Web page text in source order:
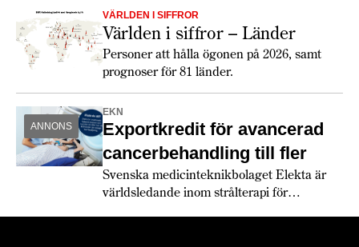
något 2026, och lönerna har utvecklats
snabbare än inflationen. De europeiska
konsumenterna verkar dock fortfarande
hålla hårt i plånboken. Största
förändringen 2026 är de ökade
försvarsanslagen och att den växande
politiska klyftan mellan USA och Europa
får europeiska länder att köpa allt mer från
europeiska leverantörer.
VÄRLDEN I SIFFROR
Världen i siffror – Länder
Personer att hålla ögonen på 2026, samt
prognoser för 81 länder.
ANNONS
EKN
Exportkredit för avancerad
cancerbehandling till fler
Svenska medicinteknikbolaget Elekta är
världsledande inom strålterapi för